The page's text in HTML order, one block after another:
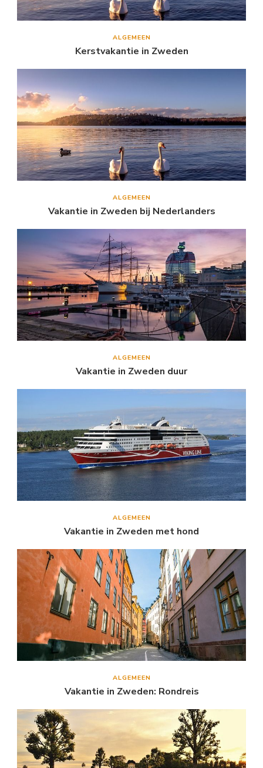
ALGEMEEN
Kerstvakantie in Zweden
ALGEMEEN
Vakantie in Zweden bij Nederlanders
ALGEMEEN
Vakantie in Zweden duur
ALGEMEEN
Vakantie in Zweden met hond
ALGEMEEN
Vakantie in Zweden: Rondreis